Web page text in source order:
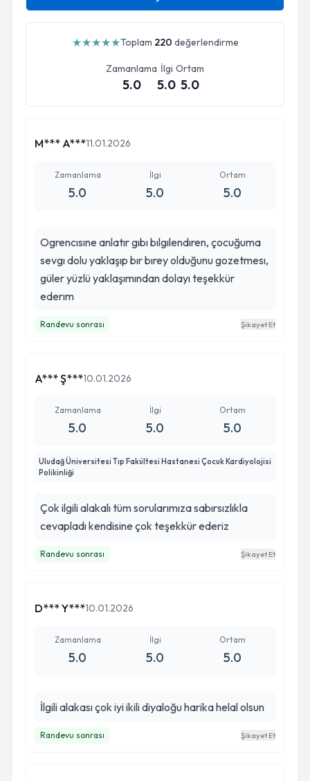
★★★★★Toplam 220 değerlendirme
Zamanlama
5.0
İlgi
5.0
Ortam
5.0
M*** A***11.01.2026
Zamanlama
5.0
İlgi
5.0
Ortam
5.0
Ogrencısıne anlatır gıbı bılgılendıren, çocuğuma
sevgı dolu yaklaşıp bır bırey olduğunu gozetmesı,
güler yüzlü yaklaşımından dolayı teşekkür
ederım
Randevu sonrası Şikayet Et
A*** Ş***10.01.2026
Zamanlama
5.0
İlgi
5.0
Ortam
5.0
Uludağ Üniversitesi Tıp Fakültesi Hastanesi Çocuk Kardiyolojisi
Polikinliği
Çok ilgili alakalı tüm sorularımıza sabırsızlıkla
cevapladı kendisine çok teşekkür ederiz
Randevu sonrası Şikayet Et
D*** Y***10.01.2026
Zamanlama
5.0
İlgi
5.0
Ortam
5.0
İlgili alakası çok iyi ikili diyaloğu harika helal olsun
Randevu sonrası Şikayet Et